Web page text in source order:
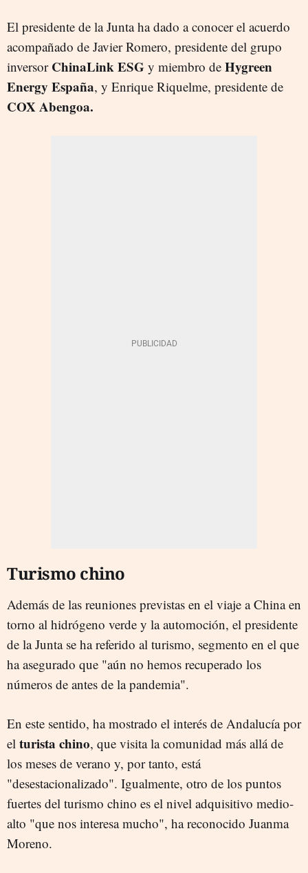
El presidente de la Junta ha dado a conocer el acuerdo
acompañado de Javier Romero, presidente del grupo
inversor ChinaLink ESG y miembro de Hygreen
Energy España, y Enrique Riquelme, presidente de
COX Abengoa.
Turismo chino
Además de las reuniones previstas en el viaje a China en
torno al hidrógeno verde y la automoción, el presidente
de la Junta se ha referido al turismo, segmento en el que
ha asegurado que "aún no hemos recuperado los
números de antes de la pandemia".
En este sentido, ha mostrado el interés de Andalucía por
el turista chino, que visita la comunidad más allá de
los meses de verano y, por tanto, está
"desestacionalizado". Igualmente, otro de los puntos
fuertes del turismo chino es el nivel adquisitivo medio-
alto "que nos interesa mucho", ha reconocido Juanma
Moreno.